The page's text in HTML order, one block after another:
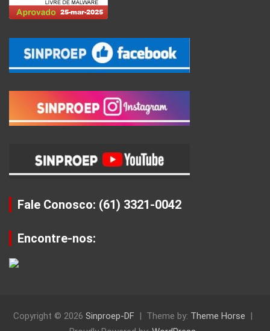
Fale Conosco: (61) 3321-0042
Encontre-nos:
Copyright © 2026 Sinproep-DF Theme by: Theme Horse